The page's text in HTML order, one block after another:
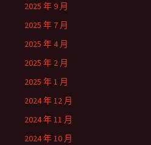
2025 年 9 月
2025 年 7 月
2025 年 4 月
2025 年 2 月
2025 年 1 月
2024 年 12 月
2024 年 11 月
2024 年 10 月